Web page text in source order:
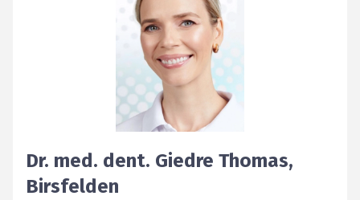
Dr. med. dent. Giedre Thomas,
Birsfelden